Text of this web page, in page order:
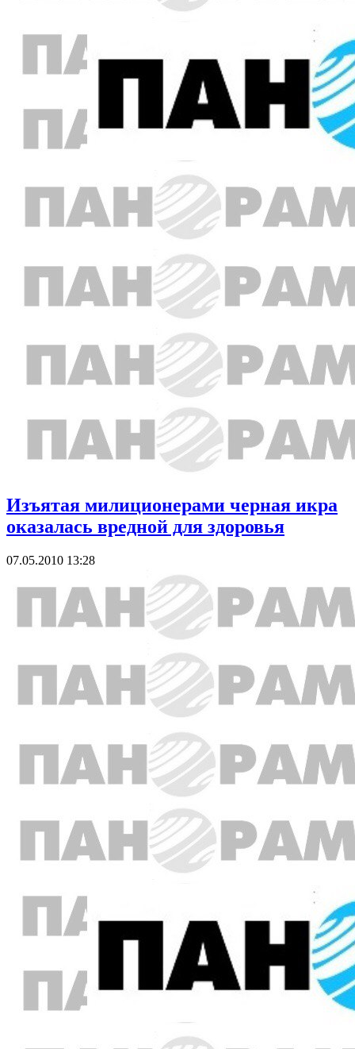
Изъятая милиционерами черная икра
оказалась вредной для здоровья
07.05.2010 13:28